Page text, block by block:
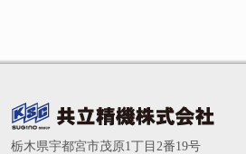
栃木県宇都宮市茂原1丁目2番19号